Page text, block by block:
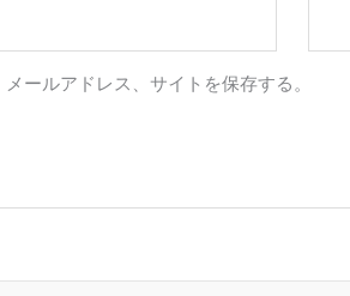
ールアドレス、サイトを保存する。